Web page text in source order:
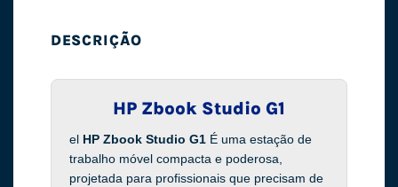
DESCRIÇÃO
HP Zbook Studio G1
el HP Zbook Studio G1 É uma estação de
trabalho móvel compacta e poderosa,
projetada para profissionais que precisam de